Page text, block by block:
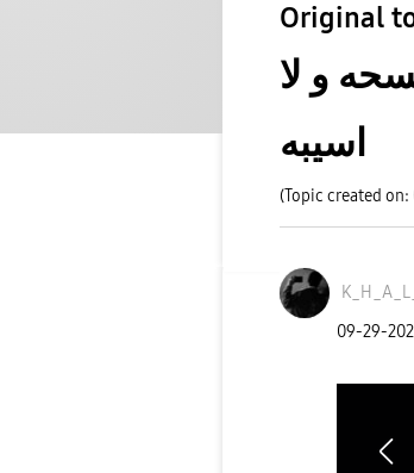
Original
و لا
اسيبه
(Topic created
‎09-29-